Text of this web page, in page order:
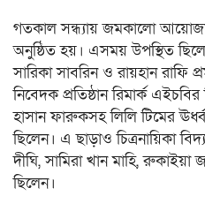
গতকাল সন্ধ্যায় জমকালো
অনুষ্ঠিত হয়। এসময় উপস্থিত
সারিকা সাবরিন ও রায়হান রাফি
নিবেদক প্রতিষ্ঠান রিমার্ক
হাসান ফারুকসহ লিলি টিমের
ছিলেন। এ ছাড়াও চিত্রনায়িকা
দীঘি, সামিরা খান মাহি,
ছিলেন।